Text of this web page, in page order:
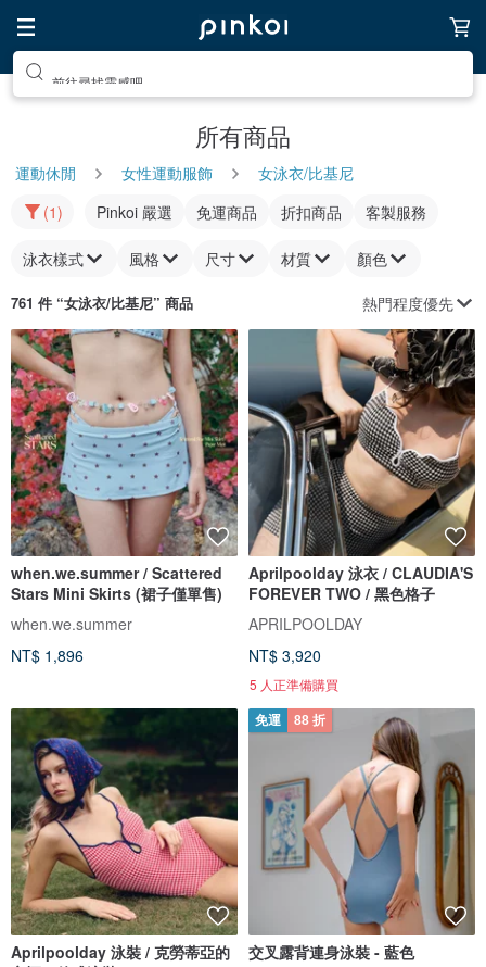
前往尋找靈感吧
所有商品
運動休閒 女性運動服飾
女泳衣/比基尼
(1)
Pinkoi 嚴選 免運商品 折扣商品 客製服務
泳衣樣式 風格 尺寸 材質 顏色
761 件 “女泳衣/比基尼” 商品 熱門程度優先
when.we.summer / Scattered
Stars Mini Skirts (裙子僅單售)
when.we.summer
NT$ 1,896
Aprilpoolday 泳衣 / CLAUDIA'S
FOREVER TWO / 黑色格子
APRILPOOLDAY
NT$ 3,920
5 人正準備購買
Aprilpoolday 泳裝 / 克勞蒂亞的
免運 88 折
交叉露背連身泳裝 - 藍色